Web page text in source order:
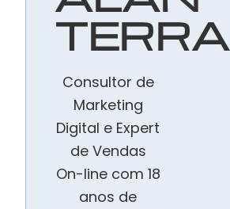
TERRA
Consultor de
Marketing
Digital e Expert
de Vendas
On-line com 18
anos de